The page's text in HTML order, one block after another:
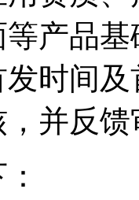
产品
时间
，并反